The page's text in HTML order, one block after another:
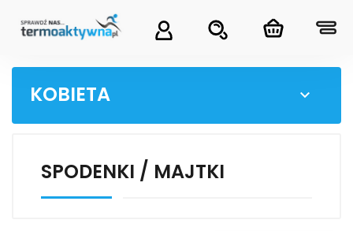
KOBIETA 
SPODENKI / MAJTKI